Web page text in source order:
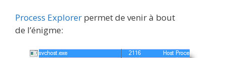
Process Explorer permet de venir à bout
de l’énigme: